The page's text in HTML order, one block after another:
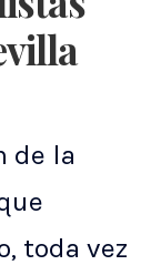
de la
toda vez